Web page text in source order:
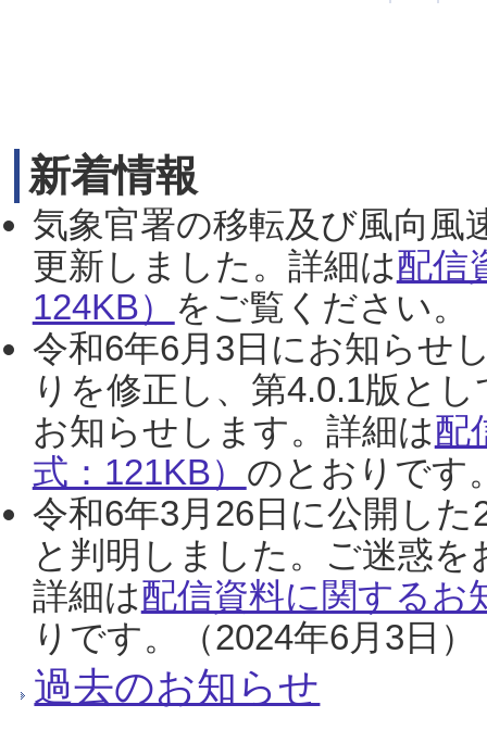
新着情報
気象官署の移転及び風向風
更新しました。詳細は配信
124KB） をご覧ください。
令和6年6月3日にお知らせ
りを修正し、第4.0.1版と
お知らせします。詳細は配
式：121KB） のとおりです
令和6年3月26日に公開し
と判明しました。ご迷惑
詳細は配信資料に関するお
りです。（2024年6月3日）
過去のお知らせ